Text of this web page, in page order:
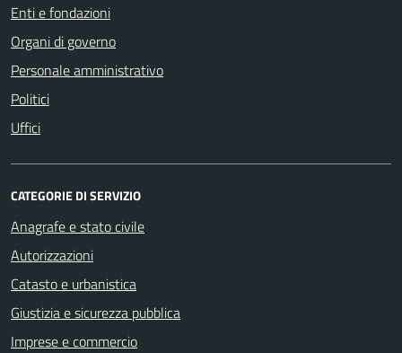
Enti e fondazioni
Organi di governo
Personale amministrativo
Politici
Uffici
CATEGORIE DI SERVIZIO
Anagrafe e stato civile
Autorizzazioni
Catasto e urbanistica
Giustizia e sicurezza pubblica
Imprese e commercio